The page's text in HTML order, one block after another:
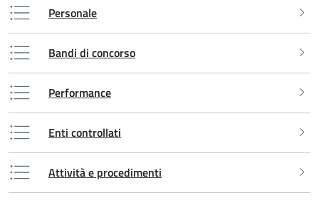
Personale
Bandi di concorso
Performance
Enti controllati
Attività e procedimenti